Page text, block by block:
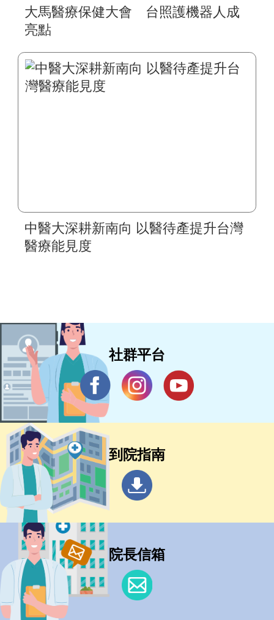
大馬醫療保健大會 台照護機器人成
亮點
中醫大深耕新南向 以醫待產提升台灣
醫療能見度
社群平台
到院指南
院長信箱